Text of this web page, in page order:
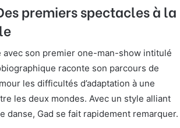
premiers spectacles à la
avec son premier one-man-show intitulé
raconte son parcours de
les difficultés d’adaptation à une
les deux mondes. Avec un style alliant
danse, Gad se fait rapidement remarquer.